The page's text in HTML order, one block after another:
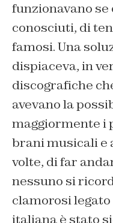
funzionavano
conosciuti, di
famosi. Una
dispiaceva, in
discografiche
avevano la
maggiormente i
brani musicali e
volte, di far
nessuno si
clamorosi
italiana è stato